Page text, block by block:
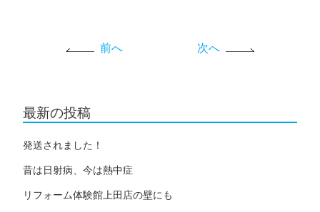
前へ 次へ
最新の投稿
発送されました！
昔は日射病、今は熱中症
リフォーム体験館上田店の壁にも